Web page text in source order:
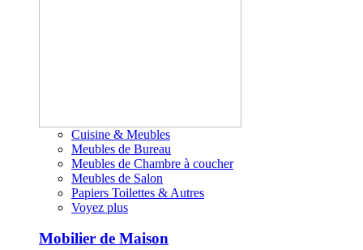
Cuisine & Meubles
Meubles de Bureau
Meubles de Chambre à coucher
Meubles de Salon
Papiers Toilettes & Autres
Voyez plus
Mobilier de Maison